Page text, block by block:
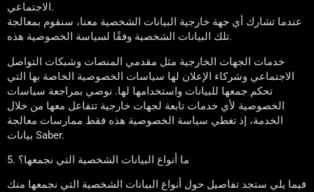
الاجتماعي.
عندما تشارك أي جهة خارجية البيانات الشخصية معنا، سنقوم بمعالجة
تلك البيانات الشخصية وفقًا لسياسة الخصوصية هذه.
خدمات الجهات الخارجية مثل مقدمي المنصات وشبكات التواصل
الاجتماعي وشركاء الإعلان لها سياسات الخصوصية الخاصة بها التي
تحكم جمعها للبيانات واستخدامها لها. نوصي بمراجعة سياسات
الخصوصية لأي خدمات تابعة لجهات خارجية تتفاعل معها من خلال
الخدمة، إذ تغطي سياسة الخصوصية هذه فقط ممارسات معالجة
بيانات Saber.
5. ما أنواع البيانات الشخصية التي نجمعها؟
فيما يلي ستجد تفاصيل حول أنواع البيانات الشخصية التي نجمعها منك